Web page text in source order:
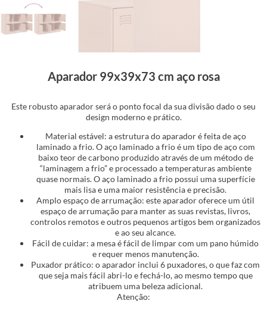
Aparador 99x39x73 cm aço rosa
Este robusto aparador será o ponto focal da sua divisão dado o seu
design moderno e prático.
Material estável: a estrutura do aparador é feita de aço
laminado a frio. O aço laminado a frio é um tipo de aço com
baixo teor de carbono produzido através de um método de
“laminagem a frio” e processado a temperaturas ambiente
quase normais. O aço laminado a frio possui uma superfície
mais lisa e uma maior resistência e precisão.
Amplo espaço de arrumação: este aparador oferece um útil
espaço de arrumação para manter as suas revistas, livros,
controlos remotos e outros pequenos artigos bem organizados
e ao seu alcance.
Fácil de cuidar: a mesa é fácil de limpar com um pano húmido
e requer menos manutenção.
Puxador prático: o aparador inclui 6 puxadores, o que faz com
que seja mais fácil abri-lo e fechá-lo, ao mesmo tempo que
atribuem uma beleza adicional.
Atenção: